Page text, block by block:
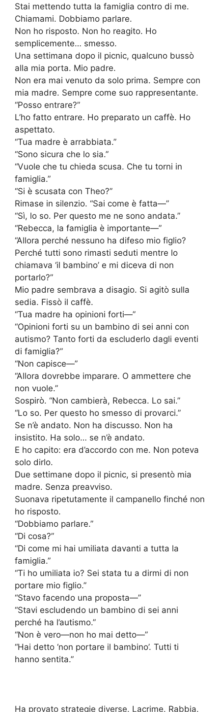
Stai mettendo tutta la famiglia contro di me.
Chiamami. Dobbiamo parlare.
Non ho risposto. Non ho reagito. Ho
semplicemente… smesso.
Una settimana dopo il picnic, qualcuno bussò
alla mia porta. Mio padre.
Non era mai venuto da solo prima. Sempre con
mia madre. Sempre come suo rappresentante.
“Posso entrare?”
L’ho fatto entrare. Ho preparato un caffè. Ho
aspettato.
“Tua madre è arrabbiata.”
“Sono sicura che lo sia.”
“Vuole che tu chieda scusa. Che tu torni in
famiglia.”
“Si è scusata con Theo?”
Rimase in silenzio. “Sai come è fatta—”
“Sì, lo so. Per questo me ne sono andata.”
“Rebecca, la famiglia è importante—”
“Allora perché nessuno ha difeso mio figlio?
Perché tutti sono rimasti seduti mentre lo
chiamava ‘il bambino’ e mi diceva di non
portarlo?”
Mio padre sembrava a disagio. Si agitò sulla
sedia. Fissò il caffè.
“Tua madre ha opinioni forti—”
“Opinioni forti su un bambino di sei anni con
autismo? Tanto forti da escluderlo dagli eventi
di famiglia?”
“Non capisce—”
“Allora dovrebbe imparare. O ammettere che
non vuole.”
Sospirò. “Non cambierà, Rebecca. Lo sai.”
“Lo so. Per questo ho smesso di provarci.”
Se n’è andato. Non ha discusso. Non ha
insistito. Ha solo… se n’è andato.
E ho capito: era d’accordo con me. Non poteva
solo dirlo.
Due settimane dopo il picnic, si presentò mia
madre. Senza preavviso.
Suonava ripetutamente il campanello finché non
ho risposto.
“Dobbiamo parlare.”
“Di cosa?”
“Di come mi hai umiliata davanti a tutta la
famiglia.”
“Ti ho umiliata io? Sei stata tu a dirmi di non
portare mio figlio.”
“Stavo facendo una proposta—”
“Stavi escludendo un bambino di sei anni
perché ha l’autismo.”
“Non è vero—non ho mai detto—”
“Hai detto ‘non portare il bambino’. Tutti ti
hanno sentita.”
Ha provato strategie diverse. Lacrime. Rabbia.